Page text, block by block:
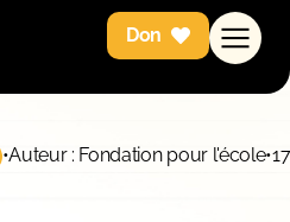
Don
•Auteur : Fondation pour l'école•